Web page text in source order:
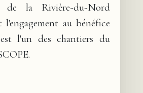
de la Rivière-du-Nord
au bénéfice
l'un des chantiers du